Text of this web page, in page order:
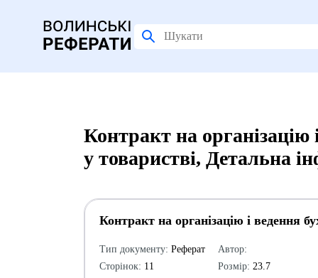
Контракт на організацію
у товаристві, Детальна
Контракт на організацію і ведення
Тип документу: Реферат
Сторінок: 11
Автор:
Розмір: 23.7